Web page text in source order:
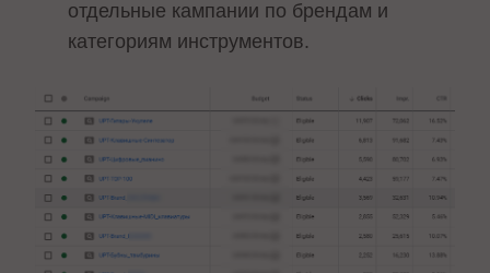
отдельные кампании по брендам и
категориям инструментов.